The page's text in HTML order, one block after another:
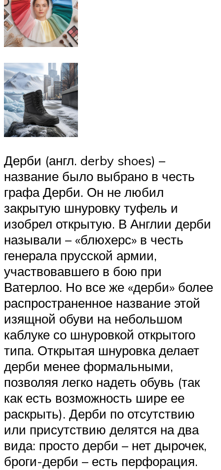
Дерби (англ. derby shoes) –
название было выбрано в честь
графа Дерби. Он не любил
закрытую шнуровку туфель и
изобрел открытую. В Англии дерби
называли – «блюхерс» в честь
генерала прусской армии,
участвовавшего в бою при
Ватерлоо. Но все же «дерби» более
распространенное название этой
изящной обуви на небольшом
каблуке со шнуровкой открытого
типа. Открытая шнуровка делает
дерби менее формальными,
позволяя легко надеть обувь (так
как есть возможность шире ее
раскрыть). Дерби по отсутствию
или присутствию делятся на два
вида: просто дерби – нет дырочек,
броги-дерби – есть перфорация.